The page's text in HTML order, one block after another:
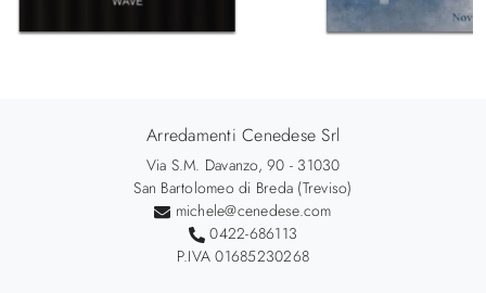
Arredamenti Cenedese Srl
Via S.M. Davanzo, 90 - 31030
San Bartolomeo di Breda (Treviso)
michele@cenedese.com
0422-686113
P.IVA 01685230268